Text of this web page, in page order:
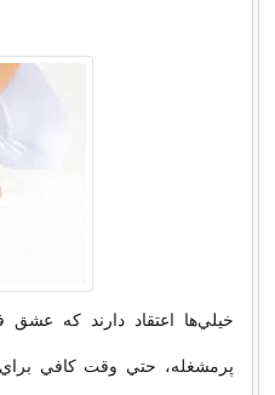
خيلي‌ها اعتقاد دارند كه
پر‌مشغله، حتي وقت كافي